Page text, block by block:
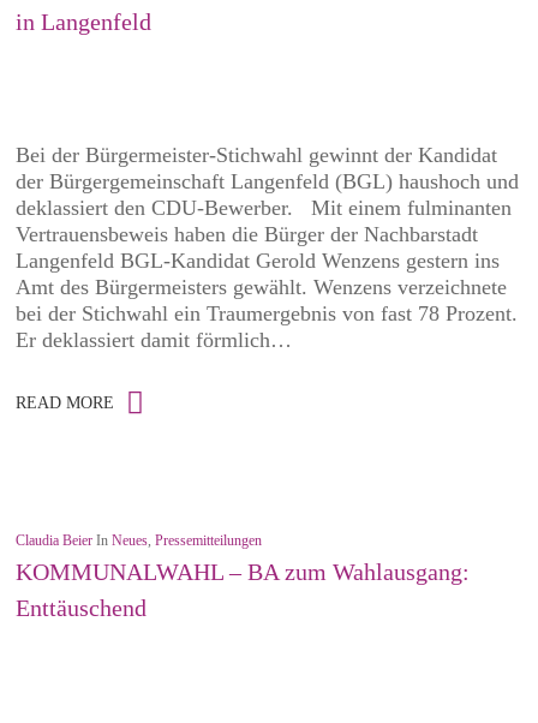
in Langenfeld
Bei der Bürgermeister-Stichwahl gewinnt der Kandidat
der Bürgergemeinschaft Langenfeld (BGL) haushoch und
deklassiert den CDU-Bewerber. Mit einem fulminanten
Vertrauensbeweis haben die Bürger der Nachbarstadt
Langenfeld BGL-Kandidat Gerold Wenzens gestern ins
Amt des Bürgermeisters gewählt. Wenzens verzeichnete
bei der Stichwahl ein Traumergebnis von fast 78 Prozent.
Er deklassiert damit förmlich…
READ MORE
Claudia Beier InNeues,Pressemitteilungen
KOMMUNALWAHL – BA zum Wahlausgang:
Enttäuschend